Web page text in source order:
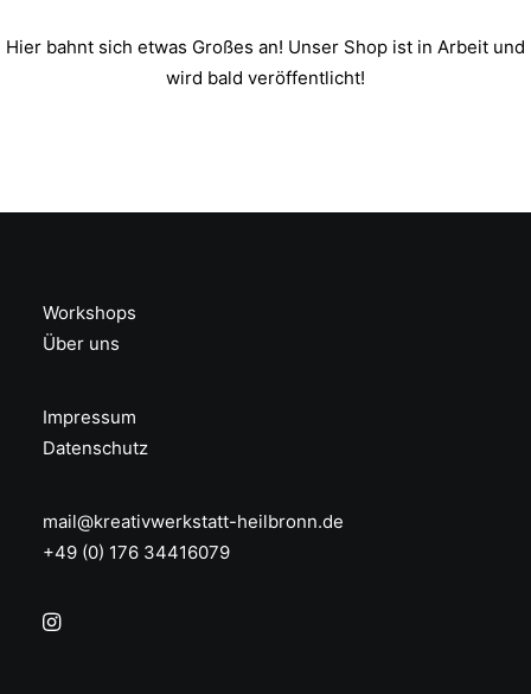
Hier bahnt sich etwas Großes an! Unser Shop ist in Arbeit und
wird bald veröffentlicht!
Workshops
Über uns
Impressum
Datenschutz
mail@kreativwerkstatt-heilbronn.de
+49 (0) 176 34416079